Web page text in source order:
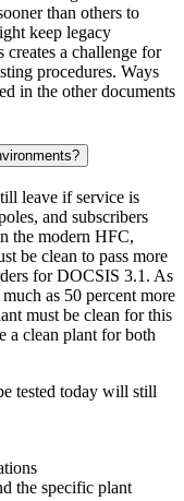
than others to
keep legacy
a challenge for
procedures. Ways
in the other documents
leave if service is
and subscribers
the modern HFC,
be clean to pass more
for DOCSIS 3.1. As
as 50 percent more
must be clean for this
a clean plant for both
tested today will still
the specific plant